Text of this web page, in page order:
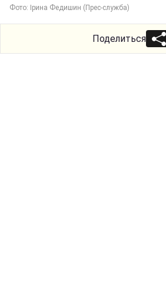
Фото: Ірина Федишин (Прес-служба)
Поделиться